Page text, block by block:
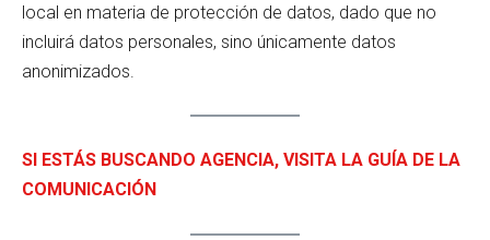
local en materia de protección de datos, dado que no
incluirá datos personales, sino únicamente datos
anonimizados.
SI ESTÁS BUSCANDO AGENCIA, VISITA LA GUÍA DE LA
COMUNICACIÓN